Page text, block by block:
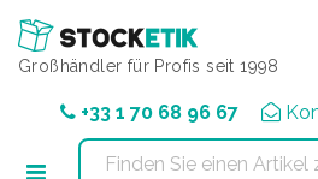
Großhändler für Profis seit 1998
+33 1 70 68 96 67